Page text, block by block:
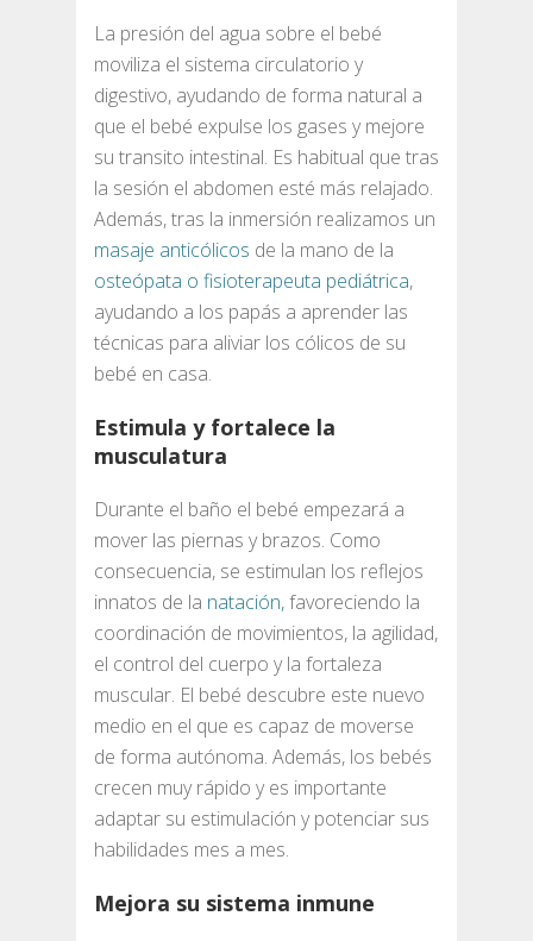
La presión del agua sobre el bebé
moviliza el sistema circulatorio y
digestivo, ayudando de forma natural a
que el bebé expulse los gases y mejore
su transito intestinal. Es habitual que tras
la sesión el abdomen esté más relajado.
Además, tras la inmersión realizamos un
masaje anticólicos de la mano de la
osteópata o fisioterapeuta pediátrica,
ayudando a los papás a aprender las
técnicas para aliviar los cólicos de su
bebé en casa.
Estimula y fortalece la
musculatura
Durante el baño el bebé empezará a
mover las piernas y brazos. Como
consecuencia, se estimulan los reflejos
innatos de la natación,favoreciendo la
coordinación de movimientos, la agilidad,
el control del cuerpo y la fortaleza
muscular. El bebé descubre este nuevo
medio en el que es capaz de moverse
de forma autónoma. Además, los bebés
crecen muy rápido y es importante
adaptar su estimulación y potenciar sus
habilidades mes a mes.
Mejora su sistema inmune